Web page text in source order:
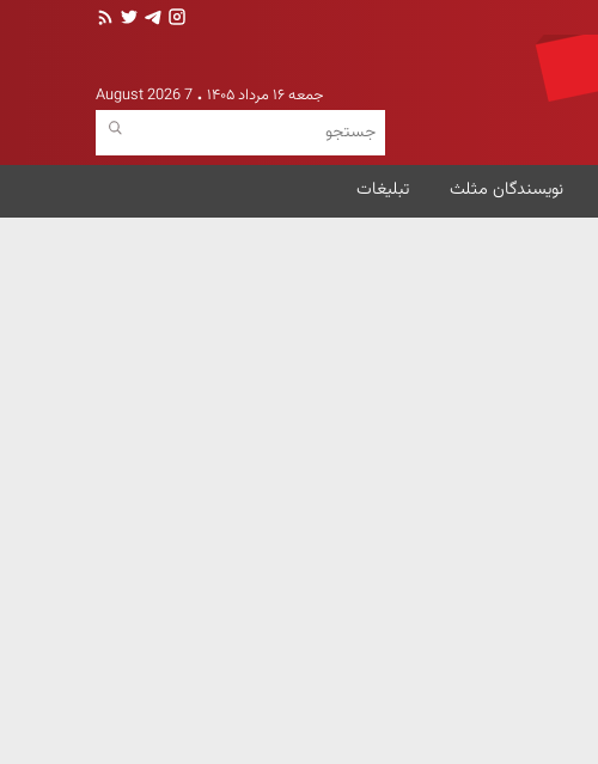
جمعه ۱۶ مرداد ۱۴۰۵ 7 August 2026
نویسندگان مثلث تبلیغات